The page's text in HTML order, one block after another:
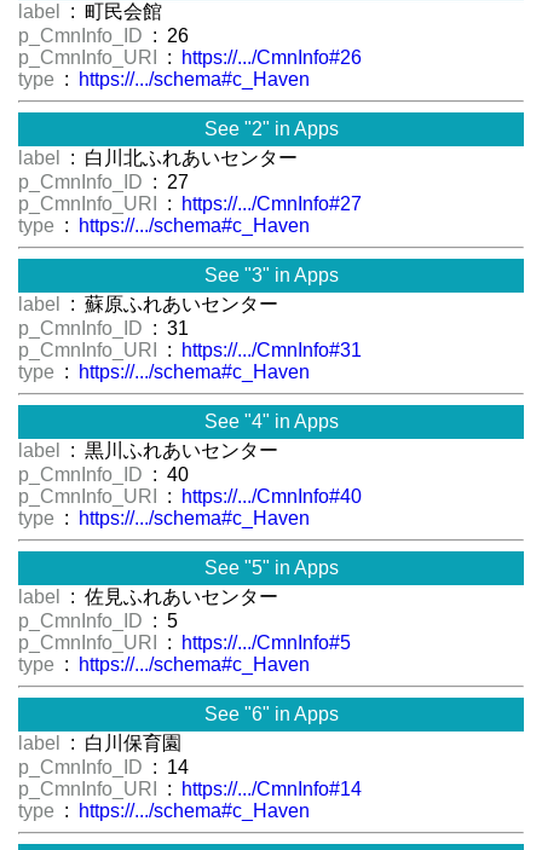
label
: 町民会館
p_CmnInfo_ID : 26
p_CmnInfo_URI
:
https://.../CmnInfo#26
type : https://.../schema#c_Haven
See "2" in Apps
label
: 白川北ふれあいセンター
p_CmnInfo_ID : 27
p_CmnInfo_URI
:
https://.../CmnInfo#27
type : https://.../schema#c_Haven
See "3" in Apps
label
: 蘇原ふれあいセンター
p_CmnInfo_ID : 31
p_CmnInfo_URI
:
https://.../CmnInfo#31
type : https://.../schema#c_Haven
See "4" in Apps
label
: 黒川ふれあいセンター
p_CmnInfo_ID : 40
p_CmnInfo_URI
:
https://.../CmnInfo#40
type : https://.../schema#c_Haven
See "5" in Apps
label
: 佐見ふれあいセンター
p_CmnInfo_ID : 5
p_CmnInfo_URI
:
https://.../CmnInfo#5
type : https://.../schema#c_Haven
See "6" in Apps
label
: 白川保育園
p_CmnInfo_ID : 14
p_CmnInfo_URI
:
https://.../CmnInfo#14
type : https://.../schema#c_Haven